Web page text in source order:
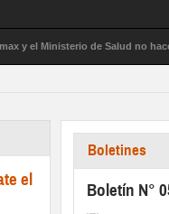
el Ministerio de Salud no hace
el
Boletines
Boletín N°